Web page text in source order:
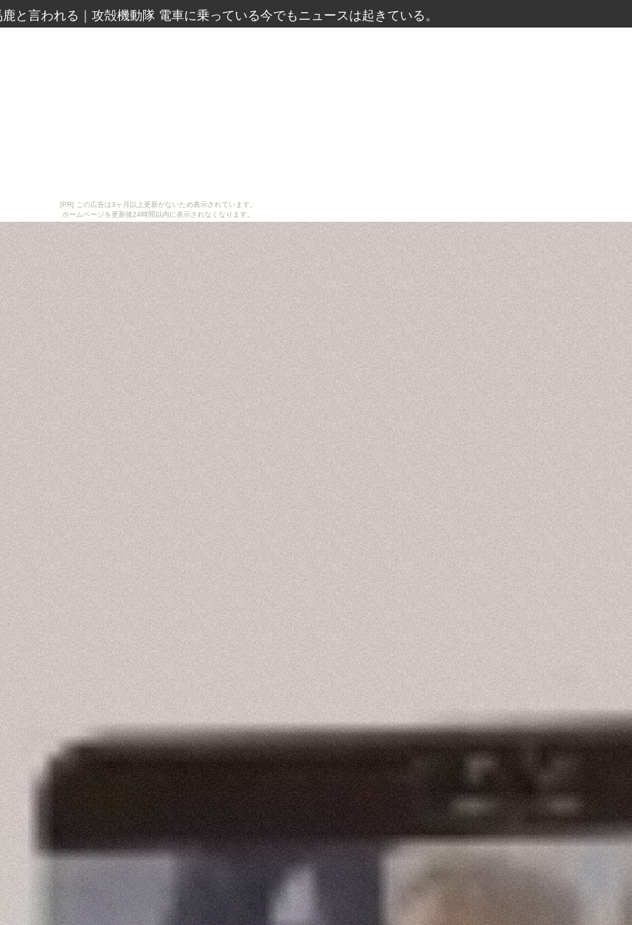
[PR] この広告は3ヶ月以上更新がないため表示されています。
ホームページを更新後24時間以内に表示されなくなります。
と言われる 攻殻機動隊 電車に乗っている今でもニュースは起きている。